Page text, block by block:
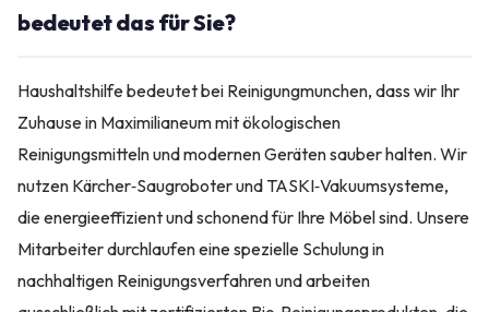
bedeutet das für Sie?
Haushaltshilfe bedeutet bei Reinigungmunchen, dass wir Ihr
Zuhause in Maximilianeum mit ökologischen
Reinigungsmitteln und modernen Geräten sauber halten. Wir
nutzen Kärcher‑Saugroboter und TASKI‑Vakuumsysteme,
die energieeffizient und schonend für Ihre Möbel sind. Unsere
Mitarbeiter durchlaufen eine spezielle Schulung in
nachhaltigen Reinigungsverfahren und arbeiten